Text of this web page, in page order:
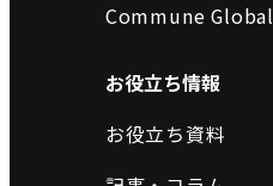
Commune Global
お役立ち情報
お役立ち資料